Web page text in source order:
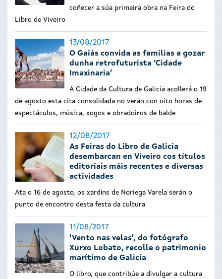
coñecer a súa primeira obra na Feira do
Libro de Viveiro
13/08/2017
O Gaiás convida as familias a gozar
dunha retrofuturista ‘Cidade
Imaxinaria’
A Cidade da Cultura de Galicia acollerá o 19
de agosto esta cita consolidada no verán con oito horas de
espectáculos, música, xogos e obradoiros de balde
12/08/2017
As Feiras do Libro de Galicia
desembarcan en Viveiro cos títulos
editoriais máis recentes e diversas
actividades
Ata o 16 de agosto, os xardíns de Noriega Varela serán o
punto de encontro desta festa da cultura
11/08/2017
'Vento nas velas', do fotógrafo
Xurxo Lobato, recolle o patrimonio
marítimo de Galicia
O libro, que contribúe a divulgar a cultura